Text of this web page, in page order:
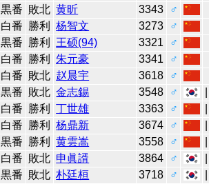
黒番 敗北 黄昕 3343
♂
白番 勝利 杨智文 3273
♂
黒番 勝利 王硕(94) 3321
♂
白番 勝利 朱元豪 3341
♂
白番 敗北 赵晨宇 3618
♂
黒番 敗北 金志錫 3548 ♂
白番 勝利 丁世雄 3363 ♂
白番 勝利 杨鼎新 3674 ♂
黒番 勝利 黄雲嵩 3558 ♂
白番 敗北 申眞諝 3864 ♂
黒番 敗北 朴廷桓 3718 ♂